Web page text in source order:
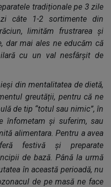
tradiționale pe 3 zile
câte 1-2 sortimente din
limităm frustrarea și
dar mai ales ne educăm că
cu un val nesfârșit de
din mentalitatea de dietă,
greutății, pentru că ne
de tip “totul sau nimic”, în
înfometam și suferim, sau
alimentara. Pentru a avea
festivă și preparate
de bază. Până la urmă
în această perioadă, nu
de pe masă ne face